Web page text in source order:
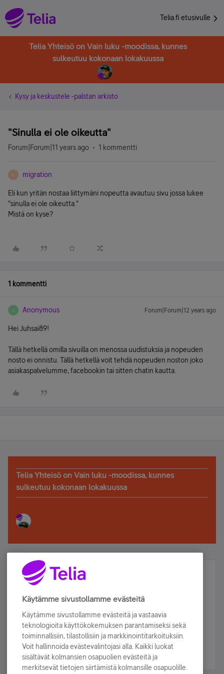
Telia.fi etusivulle
Telia Yhteisö on Vain luku -moodissa, kunnes
sulkeutuu kokonaan lokakuussa
Kysy ja keskustele -palstan arkisto
"Sinulla ei ole oikeutta"
Forum|Forum|11 years ago 1 kommentti
M migration
Eli kun yritän nostaa liittymäni nopeutta avautuu sivu jossa lukee
"sinulla ei ole oikeutta."
Mistä on kyse?
1 kommentti
A Anonymous Forum|Forum|12 years ago
Hei Juhsai89!
Tällä hetkellä omilla sivuilla on menossa uudistuksia ja nopeuden
nosto ei onnistu. Tällä hetkellä voit tehdä nopeuden noston joko
asiakaspalvelumme, facebookin tai sitten chatin kautta.
Telia Yhteisö on Vain luku -moodissa, kunnes
sulkeutuu kokonaan lokakuussa
Älä jää paitsi – osallistu ja voita!
Tilaa Telian uutiskirje ja olet mukana arvonnassa.
sähköpostiisi.
Tilaa nyt
Käytämme sivustollamme evästeitä
Käytämme sivustollamme evästeitä ja vastaavia
teknologioita käyttökokemuksen parantamiseksi sekä
toiminnallisiin, tilastollisiin ja markkinointitarkoituksiin.
Voit hallinnoida evästevalintojasi alla. Kaikki luokat
sisältävät kolmansien osapuolien evästeitä ja
merkitsevät tietojen siirtämistä kolmansille osapuolille.